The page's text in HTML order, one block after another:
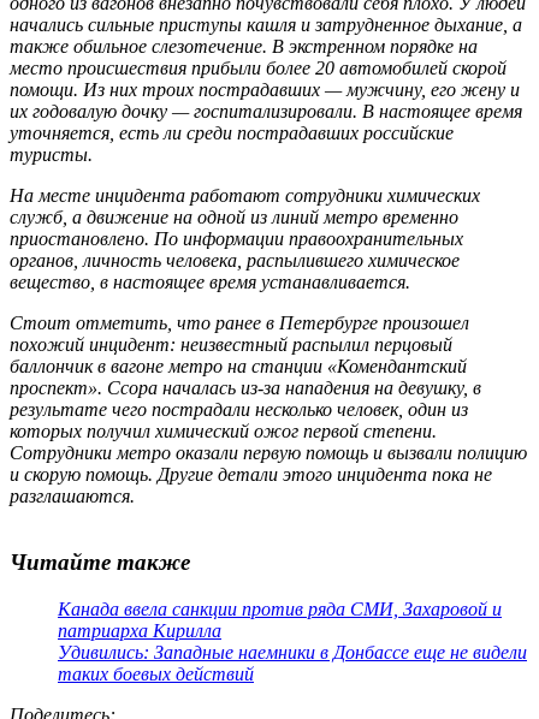
начались сильные приступы кашля и затрудненное дыхание, а
также обильное слезотечение. В экстренном порядке на
место происшествия прибыли более 20 автомобилей скорой
помощи. Из них троих пострадавших — мужчину, его жену и
их годовалую дочку — госпитализировали. В настоящее время
уточняется, есть ли среди пострадавших российские
туристы.
На месте инцидента работают сотрудники химических
служб, а движение на одной из линий метро временно
приостановлено. По информации правоохранительных
органов, личность человека, распылившего химическое
вещество, в настоящее время устанавливается.
Стоит отметить, что ранее в Петербурге произошел
похожий инцидент: неизвестный распылил перцовый
баллончик в вагоне метро на станции «Комендантский
проспект». Ссора началась из-за нападения на девушку, в
результате чего пострадали несколько человек, один из
которых получил химический ожог первой степени.
Сотрудники метро оказали первую помощь и вызвали полицию
и скорую помощь. Другие детали этого инцидента пока не
разглашаются.
Читайте также
Канада ввела санкции против ряда СМИ, Захаровой и
патриарха Кирилла
Удивились: Западные наемники в Донбассе еще не видели
таких боевых действий
Поделитесь: